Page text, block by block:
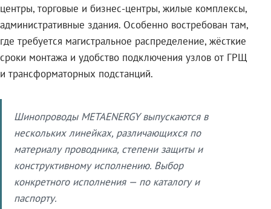
центры, торговые и бизнес-центры, жилые комплексы,
административные здания. Особенно востребован там,
где требуется магистральное распределение, жёсткие
сроки монтажа и удобство подключения узлов от ГРЩ
и трансформаторных подстанций.
Шинопроводы METAENERGY выпускаются в
нескольких линейках, различающихся по
материалу проводника, степени защиты и
конструктивному исполнению. Выбор
конкретного исполнения — по каталогу и
паспорту.